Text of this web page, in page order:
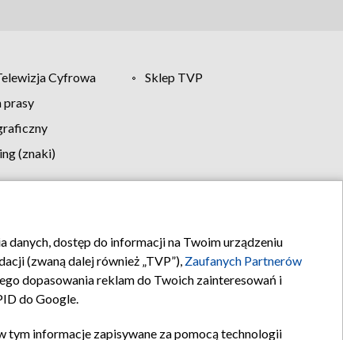
Cyfrowa
Sklep TVP
prasy
(znaki)
Kontakt
dostęp do informacji na Twoim urządzeniu
(zwaną dalej również „TVP”), Zaufanych Partnerów
dopasowania reklam do Twoich zainteresowań i
do Google.
tym informacje zapisywane za pomocą technologii